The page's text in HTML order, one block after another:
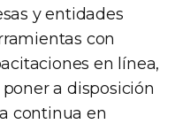
y entidades
con
en línea,
a disposición
continua en